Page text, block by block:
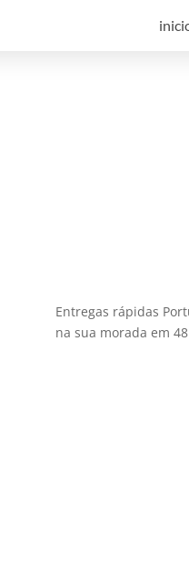
Entregas rápidas
na sua morada em